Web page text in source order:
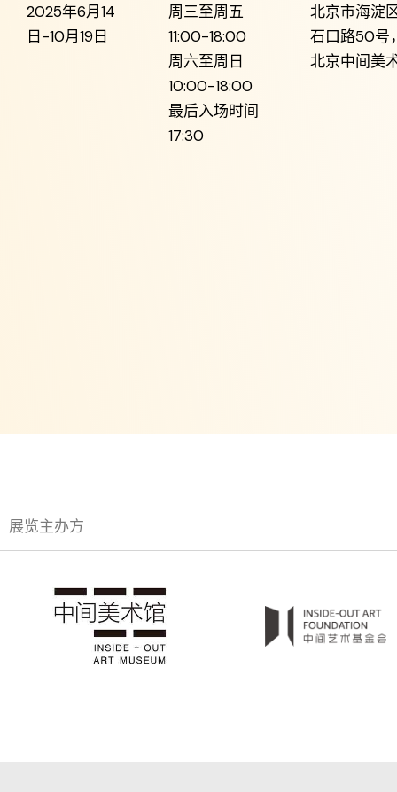
2025年6月14
日-10月19日
周三至周五
11:00-18:00
周六至周日
10:00-18:00
最后入场时间
17:30
北京市海淀
石口路50号
北京中间美
展览主办方